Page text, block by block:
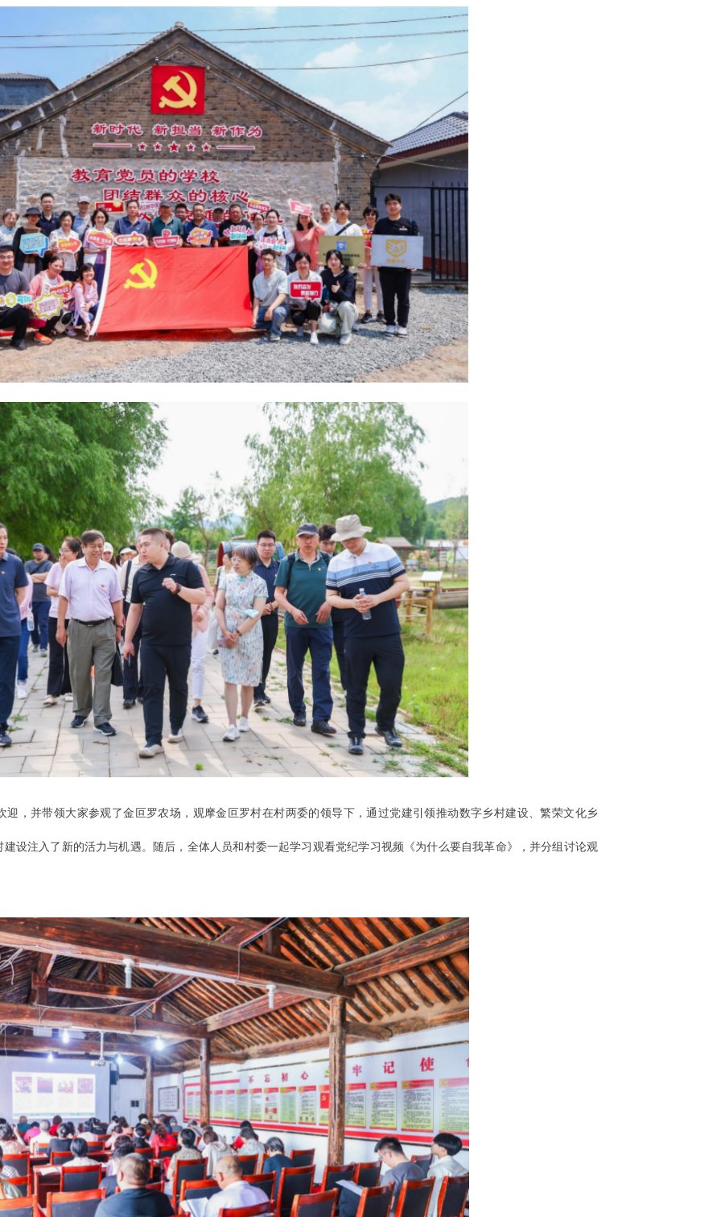
迎，并带领大家参观了金叵罗农场，观摩金叵罗村在村两委的领导下，通过党建引领推动数字乡村建设、繁荣文化乡
设注入了新的活力与机遇。随后，全体人员和村委一起学习观看党纪学习视频《为什么要自我革命》，并分组讨论观